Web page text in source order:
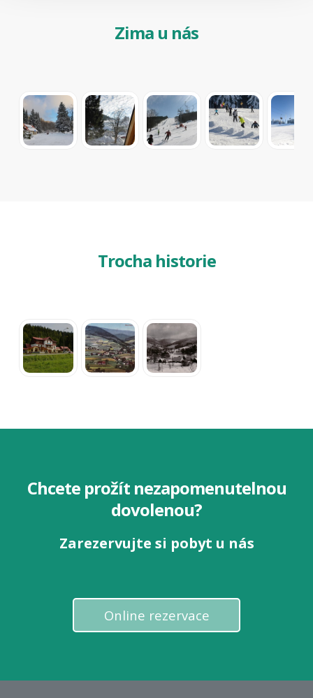
Zima u nás
Trocha historie
Chcete prožít nezapomenutelnou
dovolenou?
Zarezervujte si pobyt u nás
Online rezervace